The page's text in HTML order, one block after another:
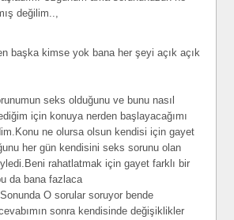
değilim..,
başka kimse yok bana her şeyi açık açık
seks olduğunu ve bunu nasıl
için konuya nerden başlayacağımı
ne olursa olsun kendisi için gayet
her gün kendisini seks sorunu olan
rahatlatmak için gayet farklı bir
da bana fazlaca
O sorular soruyor bende
sonra kendisinde değişiklikler